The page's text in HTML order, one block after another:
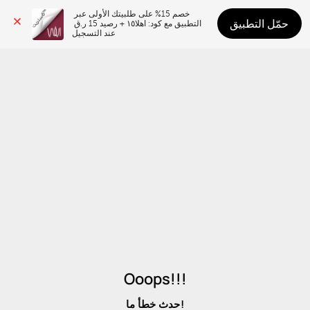
عند التسجيل
حمّل التطبيق
Ooops!!!
حدث خطأ ما!